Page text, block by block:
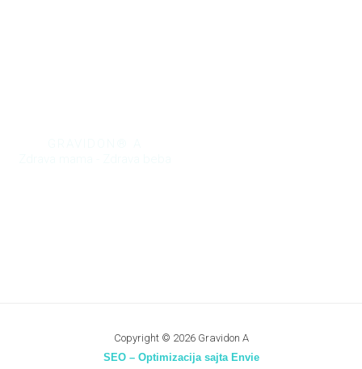
Copyright © 2026 Gravidon A
SEO – Optimizacija sajta Envie